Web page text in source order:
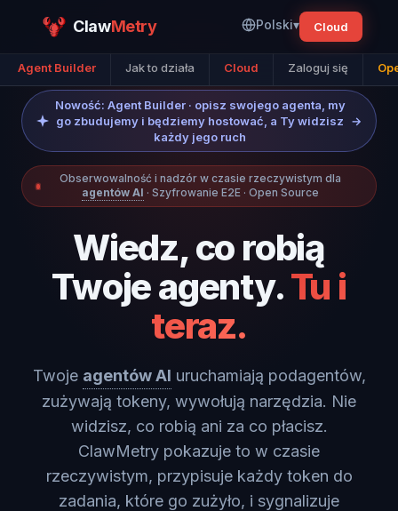
ClawMetry Polski▾ Cloud
Agent Builder Jak to działa Cloud Zaloguj się
Nowość: Agent Builder · opisz swojego agenta, my
go zbudujemy i będziemy hostować, a Ty widzisz
każdy jego ruch
→
Obserwowalność i nadzór w czasie rzeczywistym dla
agentów AI · Szyfrowanie E2E · Open Source
Wiedz, co robią
Twoje agenty.Tu i
teraz.
Twoje agentów AI uruchamiają podagentów,
zużywają tokeny, wywołują narzędzia. Nie
widzisz, co robią ani za co płacisz.
ClawMetry pokazuje to w czasie
rzeczywistym, przypisuje każdy token do
zadania, które go zużyło, i sygnalizuje